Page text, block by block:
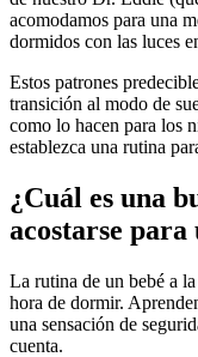
acomodamos para una
dormidos con las luces
Estos patrones
transición al modo de
como lo hacen para los
establezca una rutina
¿Cuál es una
acostarse
La rutina de un bebé a
hora de dormir.
una sensación de
cuenta.